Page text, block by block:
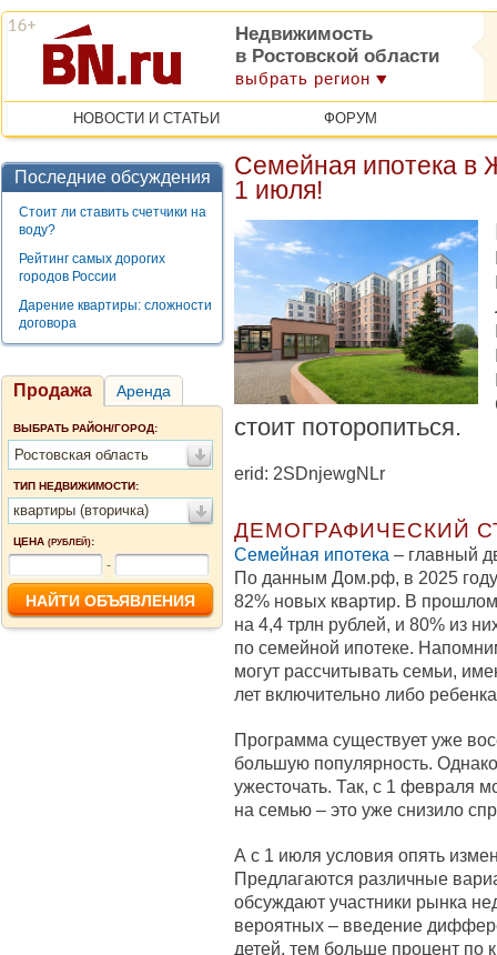
Недвижимость
в Ростовской области
выбрать регион
НОВОСТИ И СТАТЬИ ФОРУМ
Последние обсуждения
Стоит ли ставить счетчики на
воду?
Рейтинг самых дорогих
городов России
Дарение квартиры: сложности
договора
Продажа Аренда
ВЫБРАТЬ РАЙОН/ГОРОД:
Ростовская область
ТИП НЕДВИЖИМОСТИ:
квартиры (вторичка)
ЦЕНА (РУБЛЕЙ):
-
Семейная ипотека в
1 июля!
стоит поторопиться.
erid: 2SDnjewgNLr
ДЕМОГРАФИЧЕСКИЙ
Семейная ипотека – главный
По данным Дом.рф, в 2025
82% новых квартир. В
на 4,4 трлн рублей, и 80% из
по семейной ипотеке.
могут рассчитывать семьи,
лет включительно либо
Программа существует уже
большую популярность.
ужесточать. Так, с 1 февраля
на семью – это уже снизило
А с 1 июля условия опять
Предлагаются различные
обсуждают участники рынка
вероятных – введение
детей, тем больше процент по